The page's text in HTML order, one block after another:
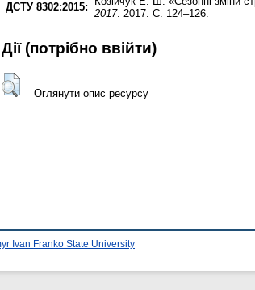
ДСТУ 8302:2015:
2017. 2017. С. 124–126.
Дії ​​(потрібно ввійти)
Оглянути опис ресурсу
Ivan Franko State University